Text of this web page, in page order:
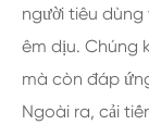
người tiêu
êm dịu. Chúng
mà còn đáp
Ngoài ra, cải